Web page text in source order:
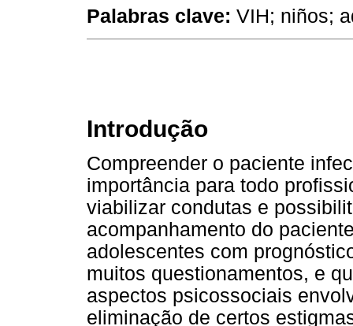
Palabras clave: VIH; niños;
Introdução
Compreender o paciente
importância para todo
viabilizar condutas e
acompanhamento do
adolescentes com
muitos questionamentos, e
aspectos psicossociais
eliminação de certos